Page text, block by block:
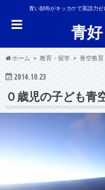
青い財布がキッカケで英語力
青
ホーム 教育・留学 青空教育
2014.10.23
０歳児の子ども青